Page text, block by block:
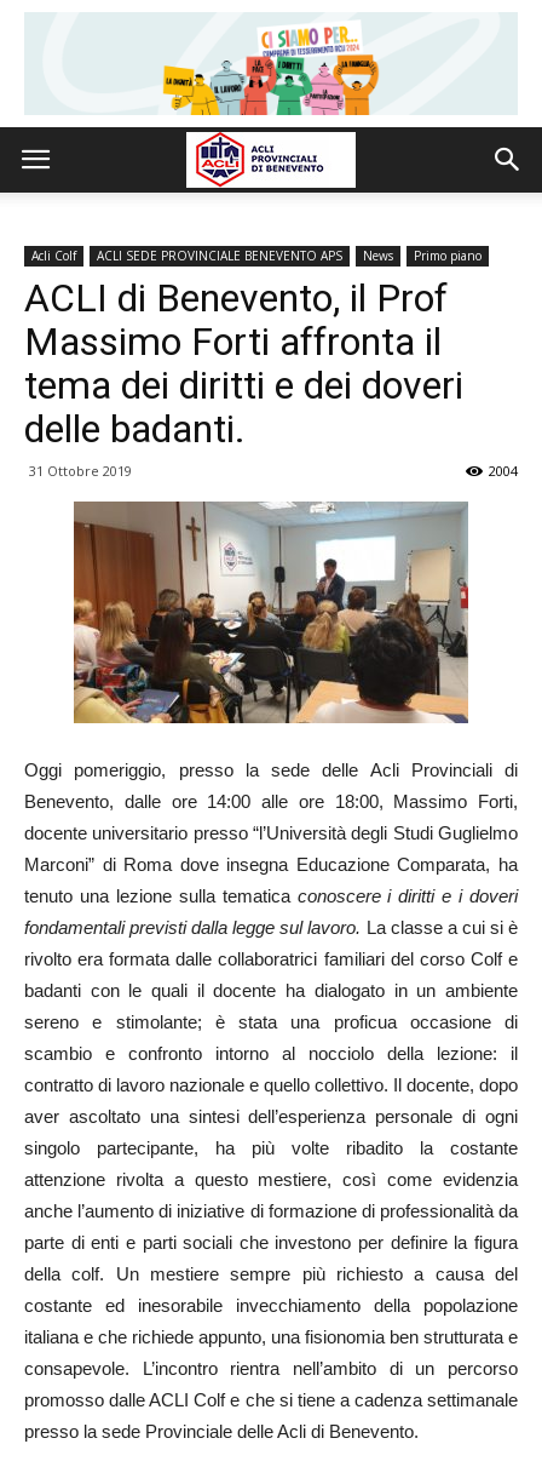
Acli Colf ACLI SEDE PROVINCIALE BENEVENTO APS News Primo piano
ACLI di Benevento, il Prof
Massimo Forti affronta il
tema dei diritti e dei doveri
delle badanti.
31 Ottobre 2019 2004
Oggi pomeriggio, presso la sede delle Acli Provinciali di
Benevento, dalle ore 14:00 alle ore 18:00, Massimo Forti,
docente universitario presso “l’Università degli Studi Guglielmo
Marconi” di Roma dove insegna Educazione Comparata, ha
tenuto una lezione sulla tematica conoscere i diritti e i doveri
fondamentali previsti dalla legge sul lavoro. La classe a cui si è
rivolto era formata dalle collaboratrici familiari del corso Colf e
badanti con le quali il docente ha dialogato in un ambiente
sereno e stimolante; è stata una proficua occasione di
scambio e confronto intorno al nocciolo della lezione: il
contratto di lavoro nazionale e quello collettivo. Il docente, dopo
aver ascoltato una sintesi dell’esperienza personale di ogni
singolo partecipante, ha più volte ribadito la costante
attenzione rivolta a questo mestiere, così come evidenzia
anche l’aumento di iniziative di formazione di professionalità da
parte di enti e parti sociali che investono per definire la figura
della colf. Un mestiere sempre più richiesto a causa del
costante ed inesorabile invecchiamento della popolazione
italiana e che richiede appunto, una fisionomia ben strutturata e
consapevole. L’incontro rientra nell’ambito di un percorso
promosso dalle ACLI Colf e che si tiene a cadenza settimanale
presso la sede Provinciale delle Acli di Benevento.